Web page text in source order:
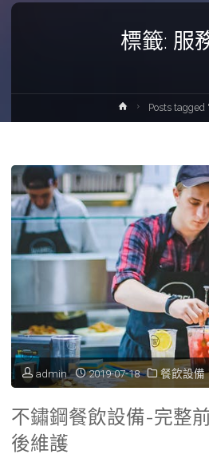
標籤: 服
HomePosts tagged
admin 2019-07-18 餐飲設備
不鏽鋼餐飲設備-完整
後維護